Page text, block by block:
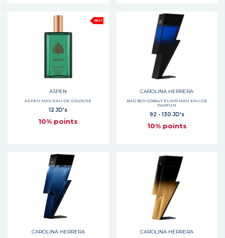
Best
ASPEN
ASPEN MAN EAU DE COLOGNE
12 JD's
10% points
CAROLINA HERRERA
BAD BOY COBALT ELIXIR MAN EAU DE
PARFUM
92 - 130 JD's
10% points
CAROLINA HERRERA CAROLINA HERRERA